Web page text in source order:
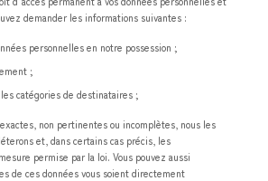
demander les informations suivantes :
personnelles en notre possession ;
;
catégories de destinataires ;
non pertinentes ou incomplètes, nous les
et, dans certains cas précis, les
permise par la loi. Vous pouvez aussi
de ces données vous soient directement